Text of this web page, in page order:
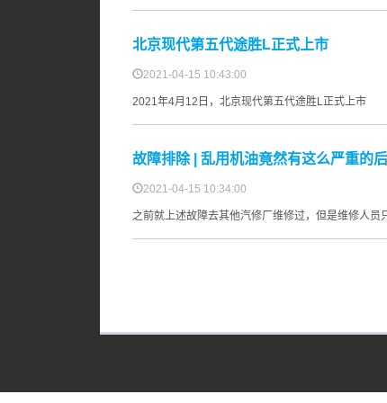
北京现代第五代途胜L正式上市
2021-04-15 10:43:00
2021年4月12日，北京现代第五代途胜L正式上市
故障排除 | 乱用机油竟然有这么严重的
2021-04-15 10:34:00
之前就上述故障去其他汽修厂维修过，但是维修人